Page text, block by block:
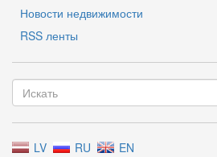
Новости недвижимости
RSS ленты
LV RU EN